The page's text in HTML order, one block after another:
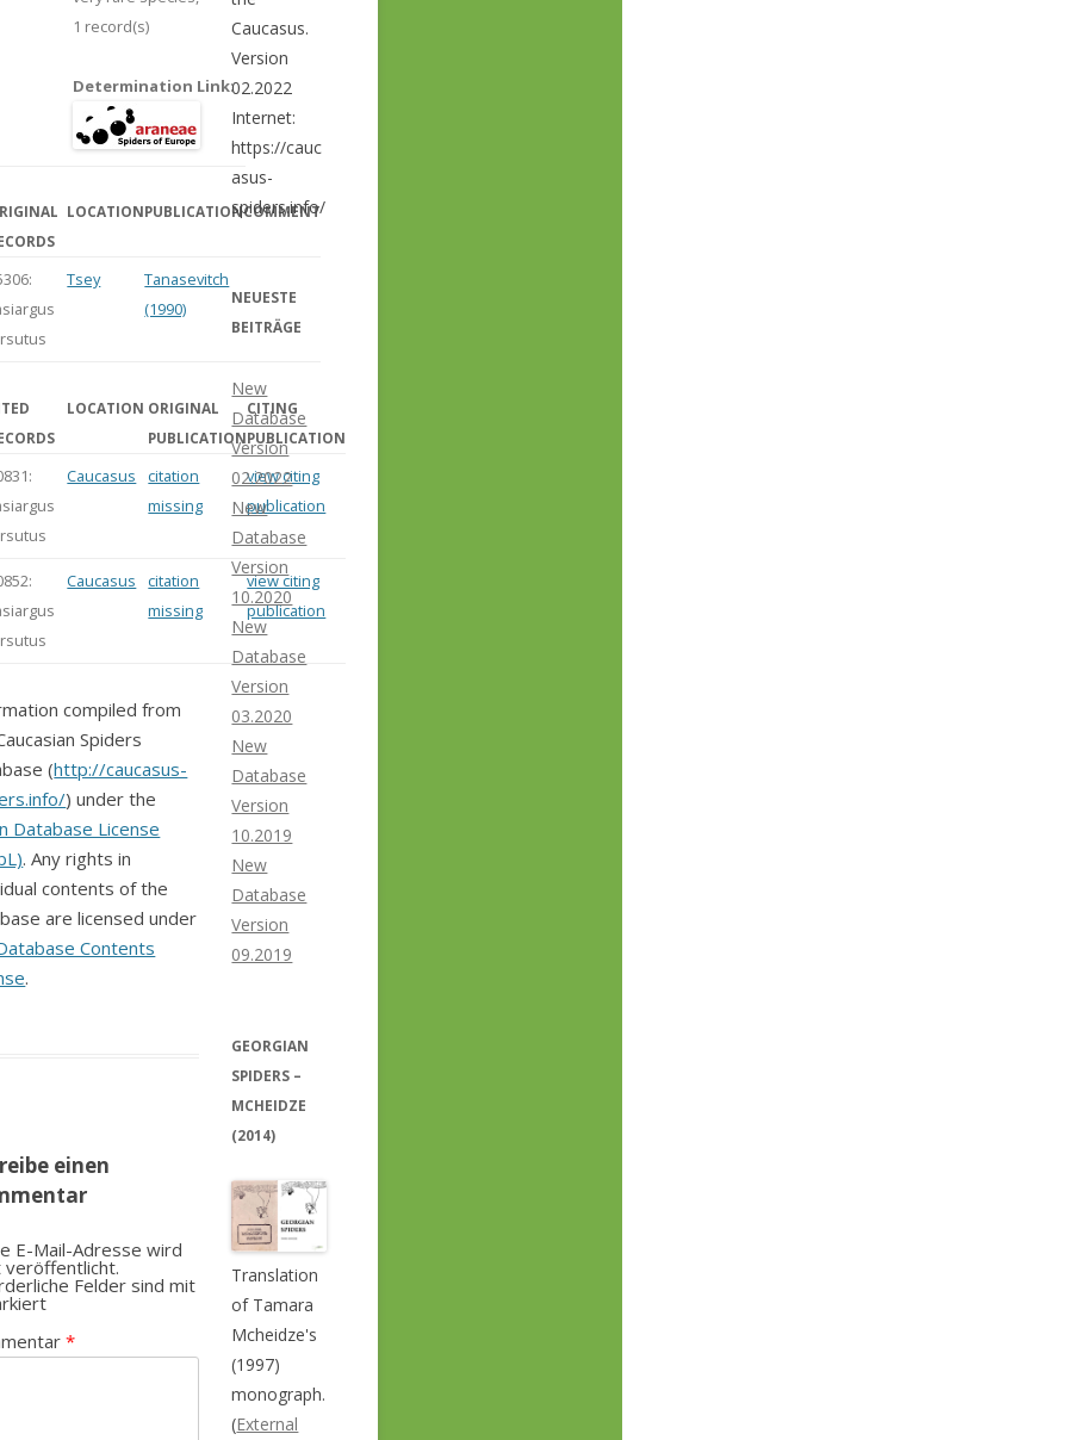
1 record(s)
Determination Link:
LOCATIONPUBLICATIONCOMMENT
Tsey
Tanasevitch
(1990)
LOCATION ORIGINAL
PUBLICATION
CITING
PUBLICATION
Caucasus
citation
missing
view citing
publication
Caucasus
citation
missing
view citing
publication
compiled from
Spiders
(http://caucasus-
) under the
Database License
. Any rights in
contents of the
are licensed under
Contents
.
einen
E-Mail-Adresse wird
veröffentlicht.
Felder sind mit
*
Caucasus.
Version
02.2022
Internet:
https://cauc
asus-
spiders.info/
NEUESTE
BEITRÄGE
New
Database
Version
02.2022
New
Database
Version
10.2020
New
Database
Version
03.2020
New
Database
Version
10.2019
New
Database
Version
09.2019
GEORGIAN
SPIDERS –
MCHEIDZE
(2014)
Translation
of Tamara
Mcheidze's
(1997)
monograph.
(External